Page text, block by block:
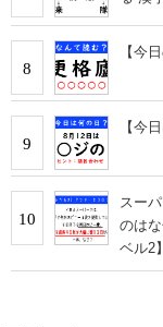
8
【今
9
【今
10
スー
のは
ベル2】